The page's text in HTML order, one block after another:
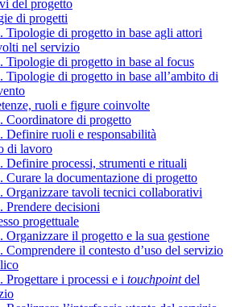
del progetto
di progetti
Tipologie di progetto in base agli attori
nel servizio
Tipologie di progetto in base al focus
Tipologie di progetto in base all’ambito di
ruoli e figure coinvolte
Coordinatore di progetto
Definire ruoli e responsabilità
di lavoro
Definire processi, strumenti e rituali
Curare la documentazione di progetto
Organizzare tavoli tecnici collaborativi
Prendere decisioni
progettuale
Organizzare il progetto e la sua gestione
Comprendere il contesto d’uso del servizio
Progettare i processi e i touchpointdel